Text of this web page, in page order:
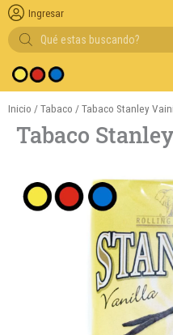
Búsqueda
de
productos
Ingresar
Inicio / Tabaco / Tabaco Stanley
Tabaco